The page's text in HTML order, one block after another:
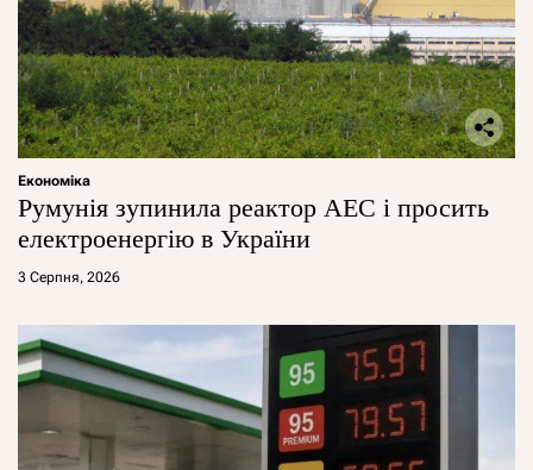
Економіка
Румунія зупинила реактор АЕС і просить
електроенергію в України
3 Серпня, 2026